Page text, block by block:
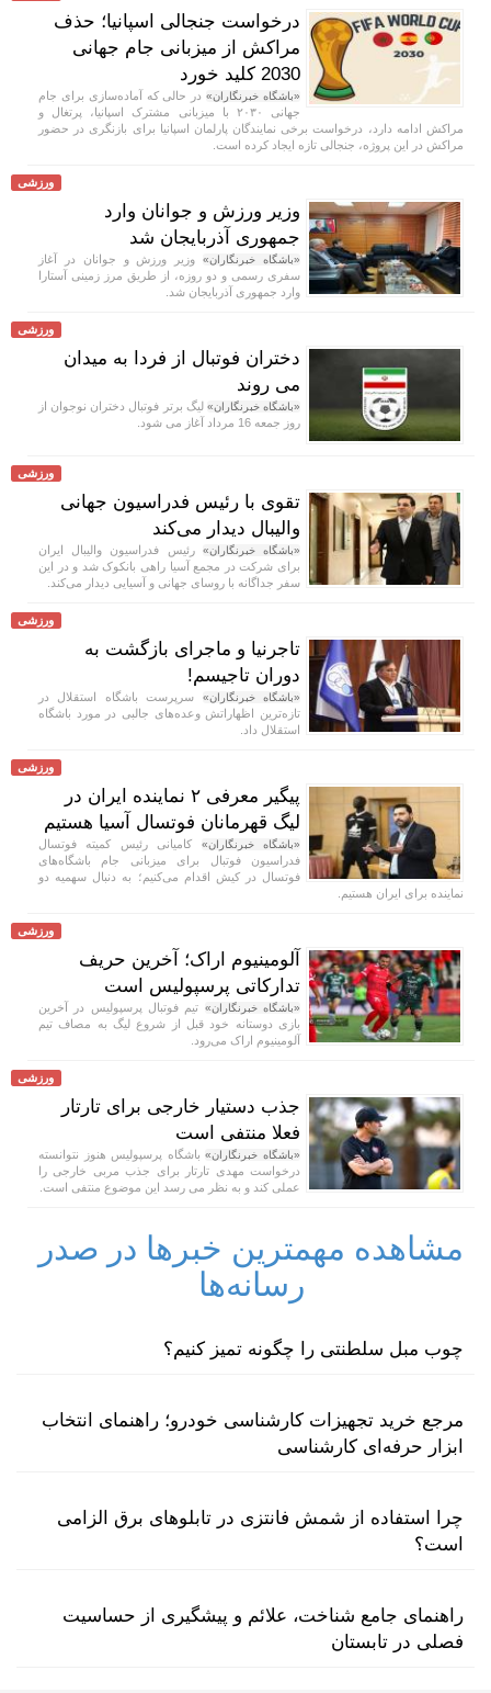
درخواست جنجالی اسپانیا؛ حذف
مراکش از میزبانی جام جهانی
2030 کلید خورد
«باشگاه خبرنگاران»در حالی که آماده‌سازی برای جام
جهانی ۲۰۳۰ با میزبانی مشترک اسپانیا، پرتغال و
مراکش ادامه دارد، درخواست برخی نمایندگان پارلمان اسپانیا برای بازنگری در حضور
مراکش در این پروژه، جنجالی تازه ایجاد کرده است.
ورزشی
وزیر ورزش و جوانان وارد
جمهوری آذربایجان شد
«باشگاه خبرنگاران»وزیر ورزش و جوانان در آغاز
سفری رسمی و دو روزه، از طریق مرز زمینی آستارا
وارد جمهوری آذربایجان شد.
ورزشی
دختران فوتبال از فردا به میدان
می روند
«باشگاه خبرنگاران» لیگ برتر فوتبال دختران نوجوان از
روز جمعه 16 مرداد آغاز می شود.
ورزشی
تقوی با رئیس فدراسیون جهانی
والیبال دیدار می‌کند
«باشگاه خبرنگاران» رئیس فدراسیون والیبال ایران
برای شرکت در مجمع آسیا راهی بانکوک شد و در این
سفر جداگانه با روسای جهانی و آسیایی دیدار می‌کند.
ورزشی
تاجرنیا و ماجرای بازگشت به
دوران تاجیسم!
«باشگاه خبرنگاران» سرپرست باشگاه استقلال در
تازه‌ترین اظهاراتش وعده‌های جالبی در مورد باشگاه
استقلال داد.
ورزشی
پیگیر معرفی ۲ نماینده ایران در
لیگ قهرمانان فوتسال آسیا هستیم
«باشگاه خبرنگاران» کامیانی رئیس کمیته فوتسال
فدراسیون فوتبال برای میزبانی جام باشگاه‌های
فوتسال در کیش اقدام می‌کنیم؛ به دنبال سهمیه دو
نماینده برای ایران هستیم.
ورزشی
آلومینیوم اراک؛ آخرین حریف
تدارکاتی پرسپولیس است
«باشگاه خبرنگاران» تیم فوتبال پرسپولیس در آخرین
بازی دوستانه خود قبل از شروع لیگ به مصاف تیم
آلومینیوم اراک می‌رود.
ورزشی
جذب دستیار خارجی برای تارتار
فعلا منتفی است
«باشگاه خبرنگاران»باشگاه پرسپولیس هنوز نتوانسته
درخواست مهدی تارتار برای جذب مربی خارجی را
عملی کند و به نظر می رسد این موضوع منتفی است.
مشاهده مهمترین خبرها در صدر
رسانه‌ها
چوب مبل سلطنتی را چگونه تمیز کنیم؟
مرجع خرید تجهیزات کارشناسی خودرو؛ راهنمای انتخاب
ابزار حرفه‌ای کارشناسی
چرا استفاده از شمش فانتزی در تابلوهای برق الزامی
است؟
راهنمای جامع شناخت، علائم و پیشگیری از حساسیت
فصلی در تابستان